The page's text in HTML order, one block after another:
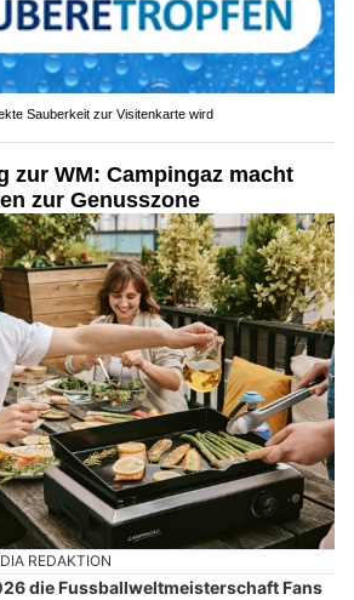
Sauberkeit zur Visitenkarte wird
zur WM: Campingaz macht
zur Genusszone
REDAKTION
die Fussballweltmeisterschaft Fans